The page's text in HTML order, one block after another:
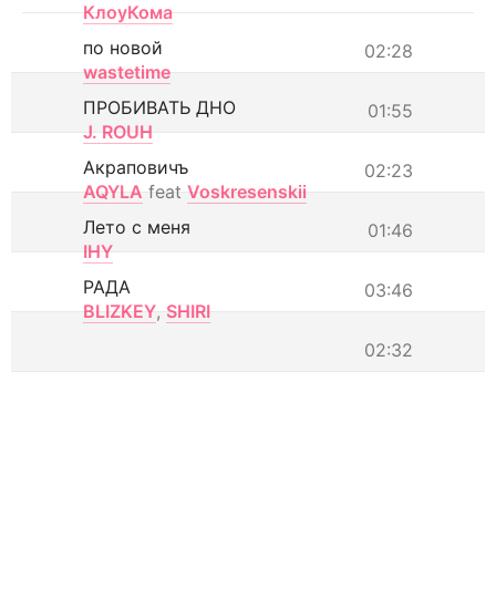
КлоуКома
02:28
по новой
wastetime
01:55
ПРОБИВАТЬ ДНО
J. ROUH
02:23
Акраповичъ
AQYLA feat Voskresenskii
01:46
Лето с меня
IHY
03:46
РАДА
BLIZKEY, SHIRI
02:32